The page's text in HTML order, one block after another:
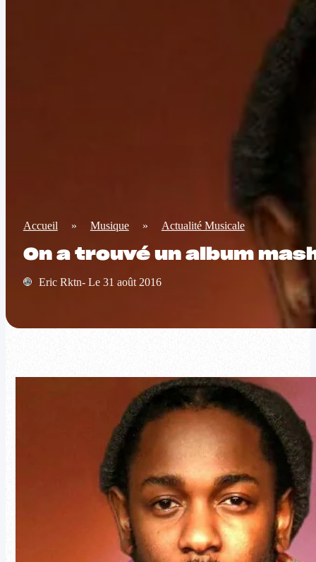
Accueil » Musique » Actualité Musicale
On a trouvé un album
Eric Rktn- Le 31 août 2016